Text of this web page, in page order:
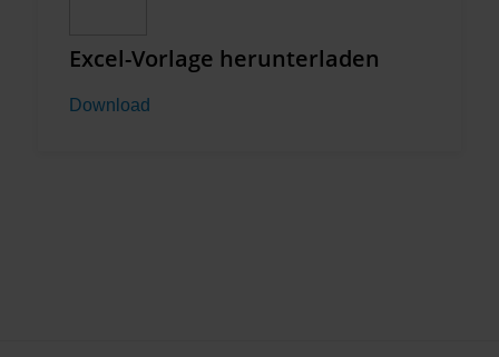
Excel-Vorlage herunterladen
Download